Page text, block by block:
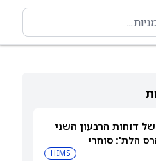
דוחות הרבעון השני
הלת': סוחרי
האופציות נערכים לתנועה של 14.5%HIMS